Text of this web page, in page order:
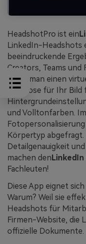
HeadshotPro ist ein
LinkedIn-Headshots
beeindruckende
Creators, Teams
hätte man einen
jede Pose für Ihr Bild
und Volltonfarben.
Körpertyp abgefragt.
Detailgenauigkeit
machen den
Fachleuten!
Diese App eignet
Warum? Weil sie
Headshots für
Firmen-Website, die
offizielle Dokumente.